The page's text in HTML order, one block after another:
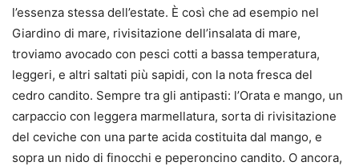
l’essenza stessa dell’estate. È così che ad esempio nel
Giardino di mare, rivisitazione dell’insalata di mare,
troviamo avocado con pesci cotti a bassa temperatura,
leggeri, e altri saltati più sapidi, con la nota fresca del
cedro candito. Sempre tra gli antipasti: l’Orata e mango, un
carpaccio con leggera marmellatura, sorta di rivisitazione
del ceviche con una parte acida costituita dal mango, e
sopra un nido di finocchi e peperoncino candito. O ancora,